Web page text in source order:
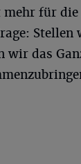
für die
wir das